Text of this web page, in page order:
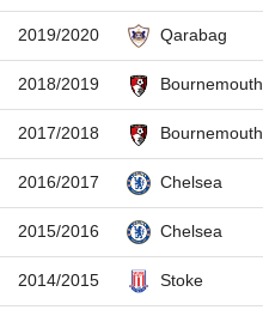
2019/2020 Qarabag
2018/2019 Bournemouth
2017/2018 Bournemouth
2016/2017 Chelsea
2015/2016 Chelsea
2014/2015 Stoke